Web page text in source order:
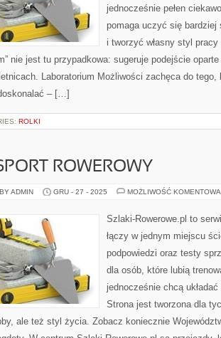
jednocześnie pełen
pomaga uczyć się bardziej
i tworzyć własny styl
nie jest tu przypadkowa: sugeruje podejście
Laboratorium Możliwości zachęca do
– […]
ROLKI
ROWEROWY
ADMIN GRU - 27 - 2025 MOŻLIWOŚĆ
Szlaki-Rowerowe.pl to
łączy w jednym miejscu
podpowiedzi oraz testy
dla osób, które lubią
jednocześnie chcą
Strona jest tworzona dla
ale też styl życia. Zobacz koniecznie